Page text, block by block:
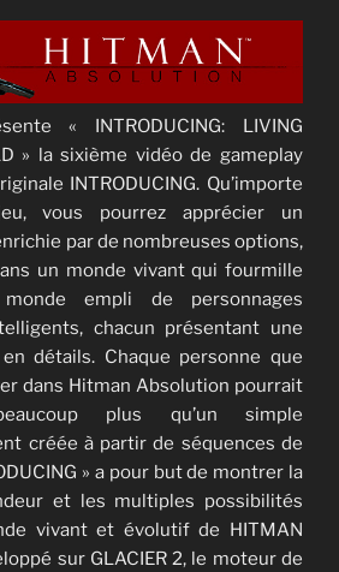
« INTRODUCING: LIVING
» la sixième vidéo de gameplay
INTRODUCING. Qu’importe
vous pourrez apprécier un
par de nombreuses options,
un monde vivant qui fourmille
monde empli de personnages
chacun présentant une
détails. Chaque personne que
dans Hitman Absolution pourrait
plus qu’un simple
créée à partir de séquences de
» a pour but de montrer la
et les multiples possibilités
vivant et évolutif de HITMAN
sur GLACIER 2, le moteur de